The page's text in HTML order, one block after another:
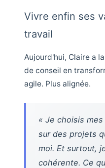
Vivre enfin ses
travail
Aujourd'hui, Claire a
de conseil en
agile. Plus alignée.
« Je choisis
sur des projets
moi. Et surtout,
cohérente. Ce